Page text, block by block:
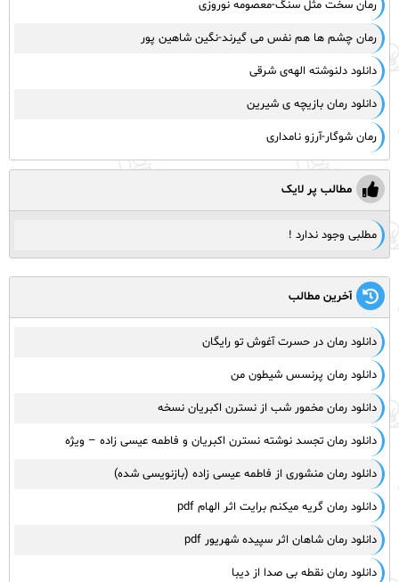
رمان سخت مثل سنگ-معصومه نوروزی
رمان چشم ها هم نفس می گیرند-نگین شاهین پور
دانلود دلنوشته الهه‌ی شرقی
دانلود رمان بازیچه ی شیرین
رمان شوگار-آرزو نامداری
مطالب پر لایک
مطلبی وجود ندارد !
آخرین مطالب
دانلود رمان در حسرت آغوش تو رایگان
دانلود رمان پرنسس شیطون من
دانلود رمان مخمور شب از نسترن اکبریان نسخه
دانلود رمان تجسد نوشته نسترن اکبریان و فاطمه عیسی زاده – ویژه
دانلود رمان منشوری از فاطمه عیسی زاده (بازنویسی شده)
دانلود رمان گریه میکنم برایت اثر الهام pdf
دانلود رمان شاهان اثر سپیده شهریور pdf
دانلود رمان نقطه بی صدا از دیبا